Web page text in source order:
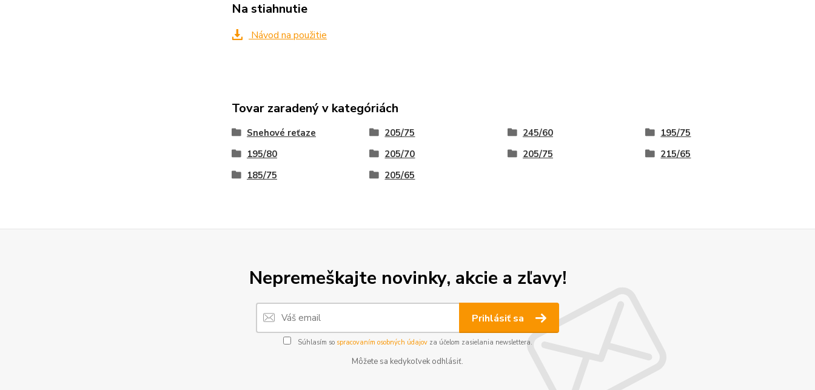
Na stiahnutie
Návod na použitie
Tovar zaradený v kategóriách
Snehové reťaze 205/75 245/60
195/75
195/80
205/70 205/75
215/65
185/75
205/65
Nepremeškajte novinky, akcie a zľavy!
Prihlásiť sa
Súhlasím so spracovaním osobných údajovza účelom zasielania newslettera.
Môžete sa kedykoľvek odhlásiť.